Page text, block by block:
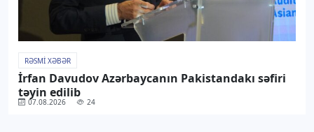
RƏSMI XƏBƏR
İrfan Davudov Azərbaycanın Pakistandakı səfiri
təyin edilib
07.08.2026 24